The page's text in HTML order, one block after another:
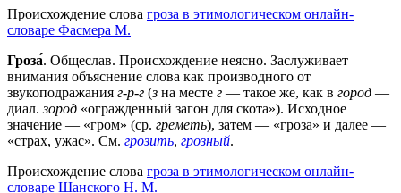
Происхождение слова гроза в этимологическом онлайн-
словаре Фасмера М.
Гроза́. Общеслав. Происхождение неясно. Заслуживает
внимания объяснение слова как производного от
звукоподражания г-р-г (з на месте г — такое же, как в город —
диал.зород «огражденный загон для скота»). Исходное
значение — «гром» (ср. греметь), затем — «гроза» и далее —
«страх, ужас». См. грозить, грозный.
Происхождение слова гроза в этимологическом онлайн-
словаре Шанского Н. М.